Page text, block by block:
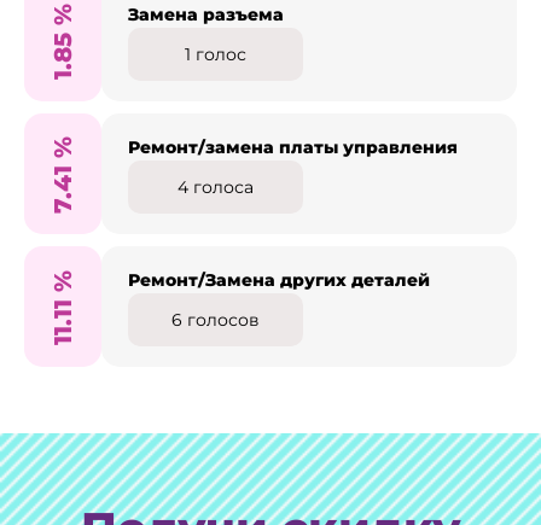
1.85
%
Замена разъема
1 голос
7.41
%
Ремонт/замена платы управления
4 голоса
11.11
%
Ремонт/Замена других деталей
6 голосов